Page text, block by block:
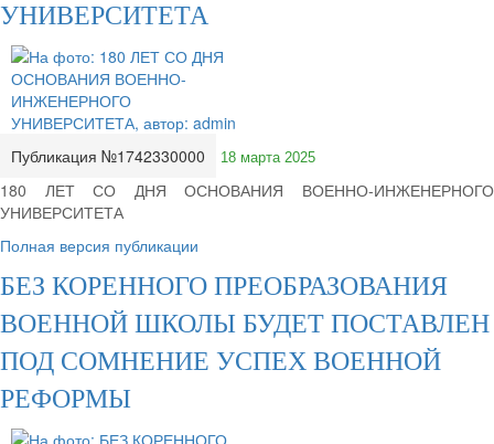
УНИВЕРСИТЕТА
Публикация №1742330000 18 марта 2025
180 ЛЕТ СО ДНЯ ОСНОВАНИЯ ВОЕННО-ИНЖЕНЕРНОГО
УНИВЕРСИТЕТА
Полная версия публикации
БЕЗ КОРЕННОГО ПРЕОБРАЗОВАНИЯ
ВОЕННОЙ ШКОЛЫ БУДЕТ ПОСТАВЛЕН
ПОД СОМНЕНИЕ УСПЕХ ВОЕННОЙ
РЕФОРМЫ